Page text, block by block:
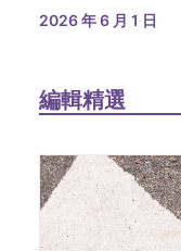
2026 年 6 月 1 日
編輯精選